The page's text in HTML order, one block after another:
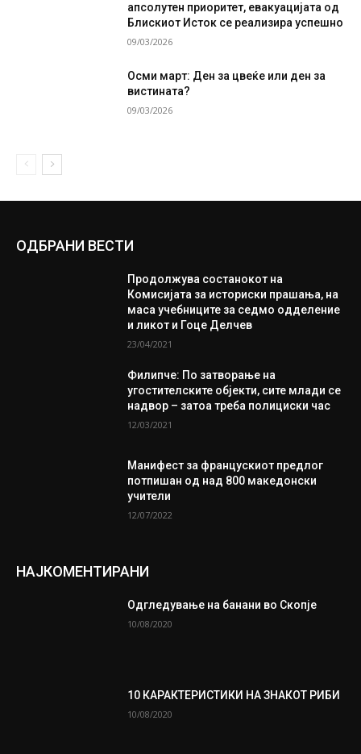
апсолутен приоритет, евакуацијата од
Блискиот Исток се реализира успешно
09/03/2026
Осми март: Ден за цвеќе или ден за
вистината?
09/03/2026
ОДБРАНИ ВЕСТИ
Продолжува состанокот на
Комисијата за историски прашања, на
маса учебниците за седмо одделение
и ликот и Гоце Делчев
23/04/2021
Филипче: По затворање на
угостителските објекти, сите млади се
надвор – затоа треба полициски час
12/03/2021
Манифест за францускиот предлог
потпишан од над 800 македонски
учители
12/07/2022
НАЈКОМЕНТИРАНИ
Одгледување на банани во Скопје
10/08/2020
10 КАРАКТЕРИСТИКИ НА ЗНАКОТ РИБИ
10/08/2020